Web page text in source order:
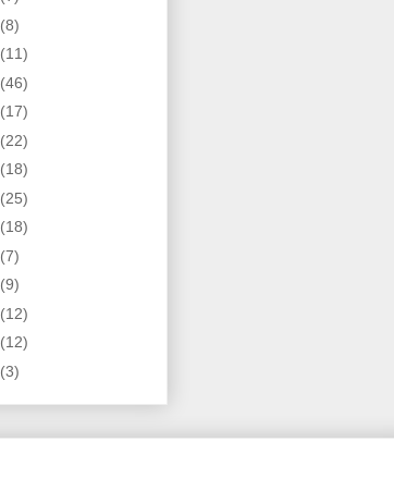
(8)
(11)
(46)
(17)
(22)
(18)
(25)
(18)
(7)
(9)
(12)
(12)
(3)